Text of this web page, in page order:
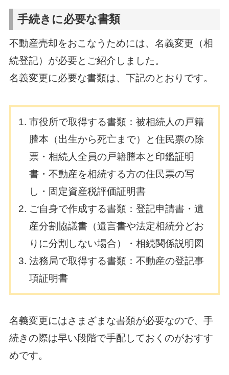
手続きに必要な書類
不動産売却をおこなうためには、名義変更（相
続登記）が必要とご紹介しました。
名義変更に必要な書類は、下記のとおりです。
市役所で取得する書類：被相続人の戸籍
謄本（出生から死亡まで）と住民票の除
票・相続人全員の戸籍謄本と印鑑証明
書・不動産を相続する方の住民票の写
し・固定資産税評価証明書
ご自身で作成する書類：登記申請書・遺
産分割協議書（遺言書や法定相続分どお
りに分割しない場合）・相続関係説明図
法務局で取得する書類：不動産の登記事
項証明書
名義変更にはさまざまな書類が必要なので、手
続きの際は早い段階で手配しておくのがおすす
めです。